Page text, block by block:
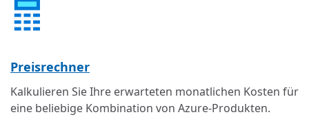
Preisrechner
Kalkulieren Sie Ihre erwarteten monatlichen Kosten für
eine beliebige Kombination von Azure-Produkten.